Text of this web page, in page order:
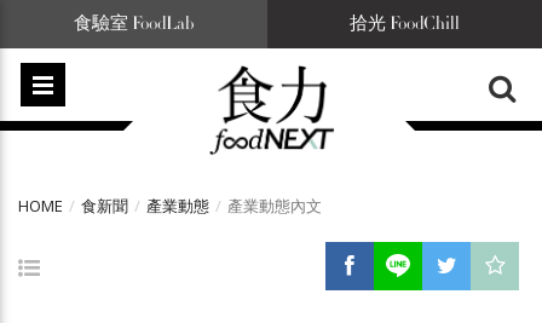
食驗室 FoodLab 拾光 FoodChill
HOME 食新聞 產業動態 產業動態內文